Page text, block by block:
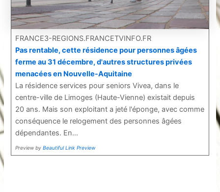
FRANCE3-REGIONS.FRANCETVINFO.FR
Pas rentable, cette résidence pour personnes âgées
ferme au 31 décembre, d'autres structures privées
menacées en Nouvelle-Aquitaine
La résidence services pour seniors Vivea, dans le
centre-ville de Limoges (Haute-Vienne) existait depuis
20 ans. Mais son exploitant a jeté l'éponge, avec comme
conséquence le relogement des personnes âgées
dépendantes. En...
Preview by Beautiful Link Preview